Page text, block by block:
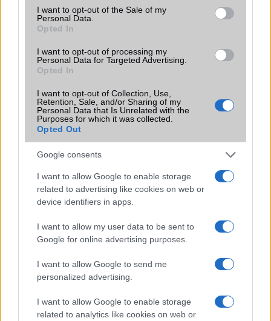
consent section.
I want to opt-out of the Sale of my
Personal Data.
Opted In
I want to opt-out of processing my
Personal Data for Targeted Advertising.
Opted In
I want to opt-out of Collection, Use,
Retention, Sale, and/or Sharing of my
Personal Data that Is Unrelated with the
Purposes for which it was collected.
Opted Out
Google consents
I want to allow Google to enable storage
related to advertising like cookies on web or
device identifiers in apps.
I want to allow my user data to be sent to
Google for online advertising purposes.
I want to allow Google to send me
personalized advertising.
I want to allow Google to enable storage
related to analytics like cookies on web or
EGYÉB
Vibra jelzés alap szolgáltatás
SIM típus
SIM-ek száma 2
Flight mode Van
Terület
Funkciók
Brand Nincs
Védelem
Limited Edition Nincs
1,53
N/A = Nincs adat. Legutóbbi frissítés: 2026-07-13 19:00:00